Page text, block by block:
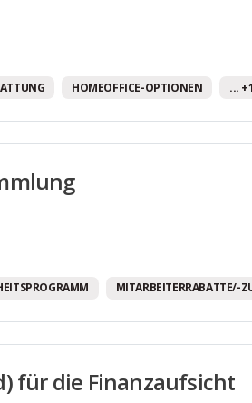
HOMEOFFICE-OPTIONEN ...
MITARBEITERRABATTE/-
für die Finanzaufsicht